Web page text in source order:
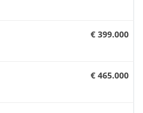
€ 399.000
€ 465.000